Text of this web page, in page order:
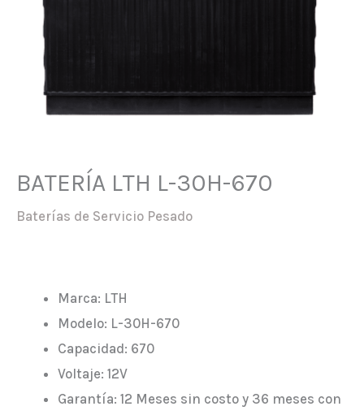
BATERÍA LTH L-30H-670
Baterías de Servicio Pesado
Marca: LTH
Modelo: L-30H-670
Capacidad: 670
Voltaje: 12V
Garantía: 12 Meses sin costo y 36 meses con